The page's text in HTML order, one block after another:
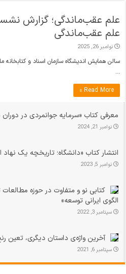
علم عقب‌ماندگی؛ گزارش
علم عقب‌ماندگی
نوامبر 26, 2025
…
Read More »
معرفی کتاب «سرمایه‌ جوانمردی در دوران
نوامبر 21, 2024
انتشار کتاب «دانشگاه؛ تاریخچه یک نهاد
نوامبر 5, 2023
کتابی نو و متفاوت در حوزه
الگوی ایرانی توسعه»
سپتامبر 3, 2022
آخرین واژه‌ی داستان دیگری، تعین
سپتامبر 6, 2021